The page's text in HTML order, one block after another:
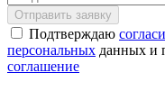
Отправить заявку
Подтверждаю
персональных данных и
соглашение